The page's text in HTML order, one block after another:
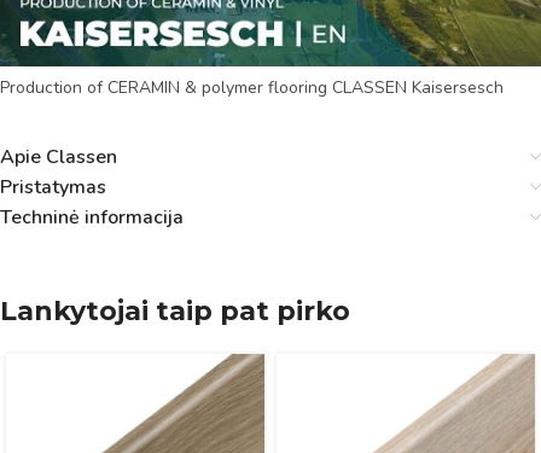
Production of CERAMIN & polymer flooring CLASSEN Kaisersesch
Apie Classen
Pristatymas
Techninė informacija
Lankytojai taip pat pirko